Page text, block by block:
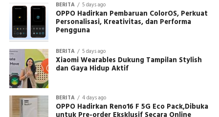
BERITA 5 days ago
OPPO Hadirkan Pembaruan ColorOS, Perkuat
Personalisasi, Kreativitas, dan Performa
Pengguna
BERITA 5 days ago
Xiaomi Wearables Dukung Tampilan Stylish
dan Gaya Hidup Aktif
BERITA 4 days ago
OPPO Hadirkan Reno16 F 5G Eco Pack,Dibuka